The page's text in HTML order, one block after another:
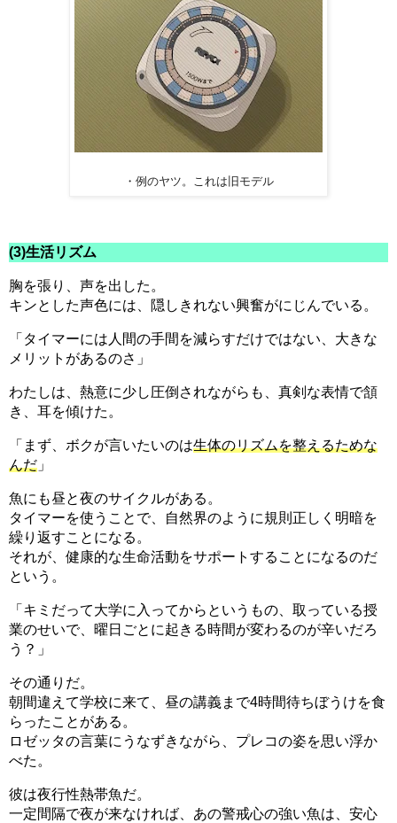
・例のヤツ。これは旧モデル
(3)生活リズム
胸を張り、声を出した。
キンとした声色には、隠しきれない興奮がにじんでいる。
「タイマーには人間の手間を減らすだけではない、大きな
メリットがあるのさ」
わたしは、熱意に少し圧倒されながらも、真剣な表情で頷
き、耳を傾けた。
「まず、ボクが言いたいのは生体のリズムを整えるためな
んだ 」
魚にも昼と夜のサイクルがある。
タイマーを使うことで、自然界のように規則正しく明暗を
繰り返すことになる。
それが、健康的な生命活動をサポートすることになるのだ
という。
「キミだって大学に入ってからというもの、取っている授
業のせいで、曜日ごとに起きる時間が変わるのが辛いだろ
う？」
その通りだ。
朝間違えて学校に来て、昼の講義まで4時間待ちぼうけを食
らったことがある。
ロゼッタの言葉にうなずきながら、プレコの姿を思い浮か
べた。
彼は夜行性熱帯魚だ。
一定間隔で夜が来なければ、あの警戒心の強い魚は、安心